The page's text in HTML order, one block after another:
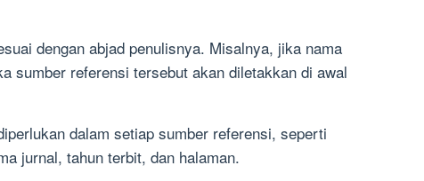
dengan abjad penulisnya. Misalnya, jika nama
sumber referensi tersebut akan diletakkan di awal
dalam setiap sumber referensi, seperti
jurnal, tahun terbit, dan halaman.